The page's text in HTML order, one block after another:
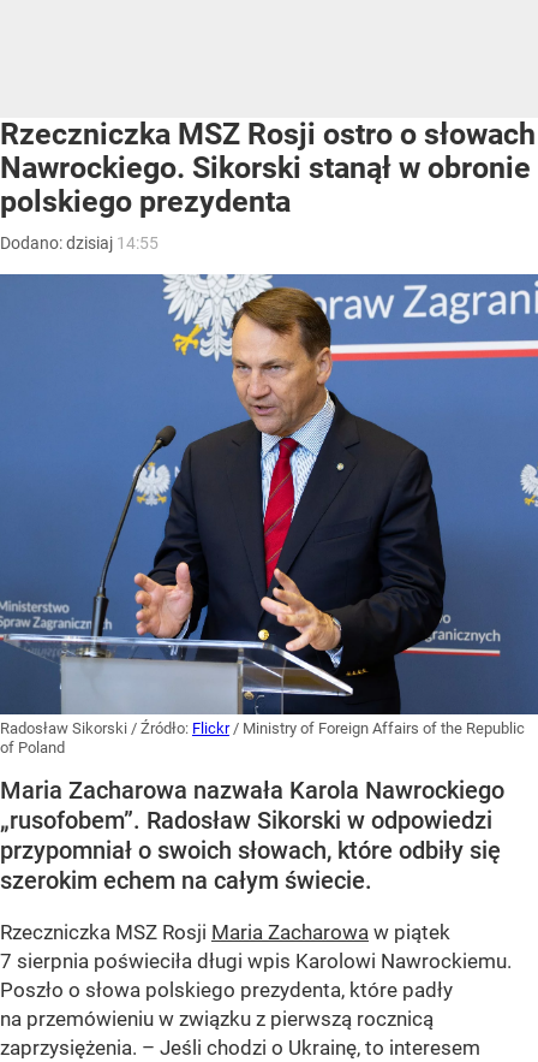
Rzeczniczka MSZ Rosji ostro o słowach
Nawrockiego. Sikorski stanął w obronie
polskiego prezydenta
Dodano:dzisiaj 14:55
Radosław Sikorski / Źródło: Flickr / Ministry of Foreign Affairs of the Republic
of Poland
Maria Zacharowa nazwała Karola Nawrockiego
„rusofobem”. Radosław Sikorski w odpowiedzi
przypomniał o swoich słowach, które odbiły się
szerokim echem na całym świecie.
Rzeczniczka MSZ Rosji Maria Zacharowa w piątek
7 sierpnia poświeciła długi wpis Karolowi Nawrockiemu.
Poszło o słowa polskiego prezydenta, które padły
na przemówieniu w związku z pierwszą rocznicą
zaprzysiężenia. – Jeśli chodzi o Ukrainę, to interesem